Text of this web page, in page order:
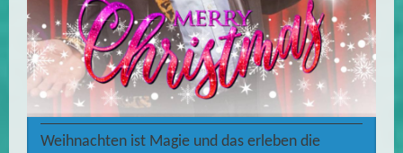
Weihnachten ist Magie und das erleben die